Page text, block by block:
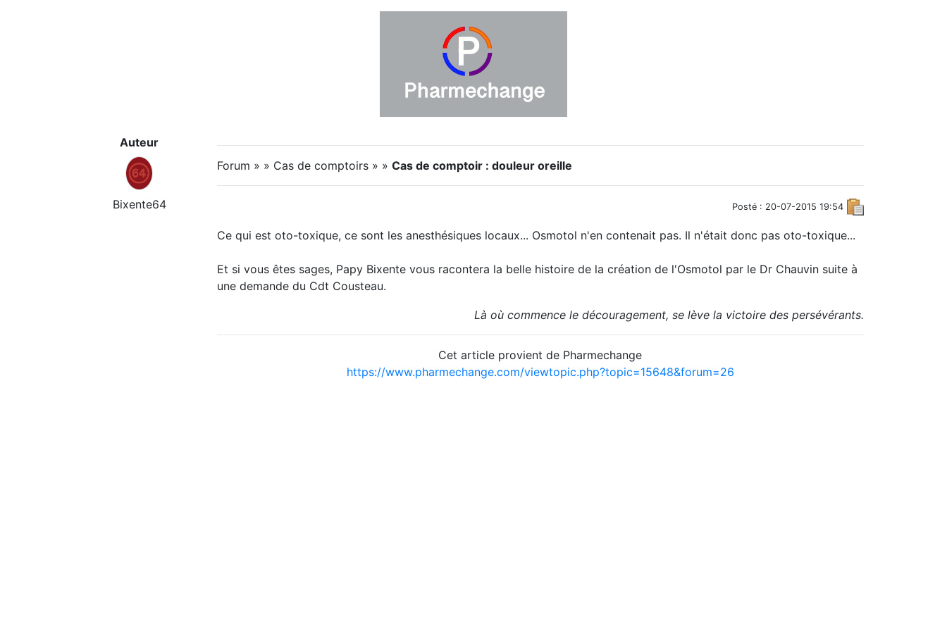
Auteur
Bixente64
Forum » » Cas de comptoirs » » Cas de comptoir : douleur oreille
Posté : 20-07-2015 19:54
Ce qui est oto-toxique, ce sont les anesthésiques locaux... Osmotol n'en contenait pas. Il n'était donc pas oto-toxique...
Et si vous êtes sages, Papy Bixente vous racontera la belle histoire de la création de l'Osmotol par le Dr Chauvin suite à
une demande du Cdt Cousteau.
Là où commence le découragement, se lève la victoire des persévérants.
Cet article provient de Pharmechange
https://www.pharmechange.com/viewtopic.php?topic=15648&forum=26